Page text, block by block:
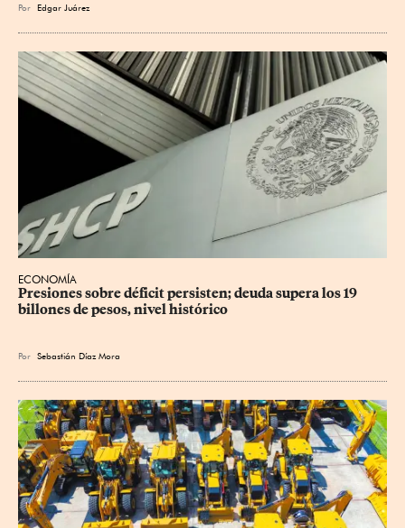
Por Edgar Juárez
ECONOMÍA
Presiones sobre déficit persisten; deuda supera los 19
billones de pesos, nivel histórico
Por Sebastián Díaz Mora